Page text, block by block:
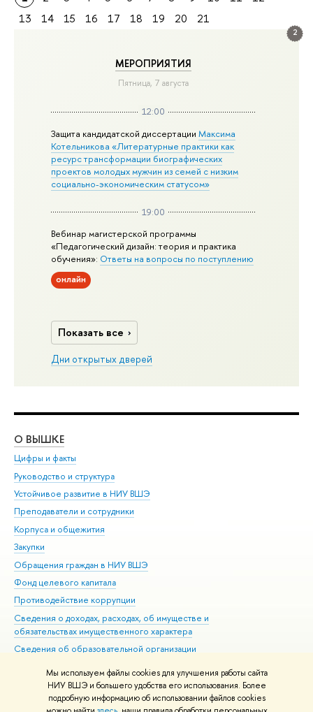
Мы используем файлы cookies для улучшения работы сайта
НИУ ВШЭ и большего удобства его использования. Более
подробную информацию об использовании файлов cookies
2
МЕРОПРИЯТИЯ
Пятница, 7 августа
12:00
Защита кандидатской диссертацииМаксима
Котельникова «Литературные практики как
ресурс трансформации биографических
проектов молодых мужчин из семей с низким
социально-экономическим статусом»
19:00
Вебинар магистерской программы
«Педагогический дизайн: теория и практика
обучения»: Ответы на вопросы по поступлению
онлайн
Показать все
Дни открытых дверей
13
14 15 16 17 18 19 20 21
О ВЫШКЕ
Цифры и факты
Руководство и структура
Устойчивое развитие в НИУ ВШЭ
Преподаватели и сотрудники
Корпуса и общежития
Закупки
Обращения граждан в НИУ ВШЭ
Фонд целевого капитала
Противодействие коррупции
Сведения о доходах, расходах, об имуществе и
обязательствах имущественного характера
Сведения об образовательной организации
Людям с ограниченными возможностями здоровья
Единая платежная страница
Работа в Вышке